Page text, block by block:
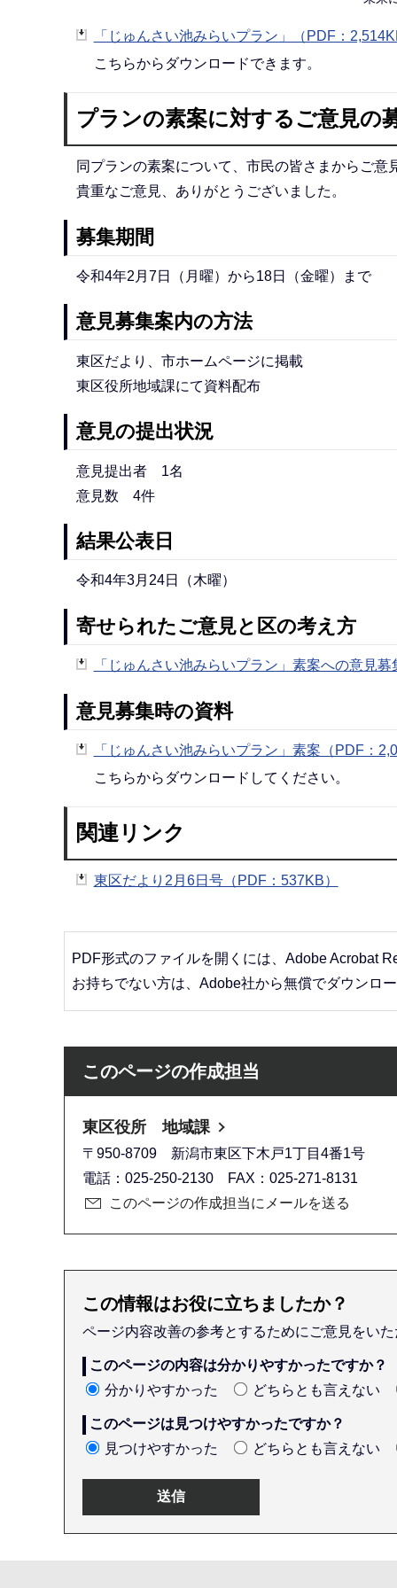
「じゅんさい池みらいプラン」（PDF：
こちらからダウンロードできます。
プランの素案に対するご意見の
同プランの素案について、市民の皆さまからご意
貴重なご意見、ありがとうございました。
募集期間
令和4年2月7日（月曜）から18日（金曜）まで
意見募集案内の方法
東区だより、市ホームページに掲載
東区役所地域課にて資料配布
意見の提出状況
意見提出者 1名
意見数 4件
結果公表日
令和4年3月24日（木曜）
寄せられたご意見と区の考え方
「じゅんさい池みらいプラン」素案への意見
意見募集時の資料
「じゅんさい池みらいプラン」素案（PDF：
こちらからダウンロードしてください。
関連リンク
東区だより2月6日号（PDF：537KB）
PDF形式のファイルを開くには、Adobe Acrobat
お持ちでない方は、Adobe社から無償でダウンロ
このページの作成担当
東区役所 地域課
〒950-8709 新潟市東区下木戸1丁目4番1号
電話：025-250-2130 FAX：025-271-8131
このページの作成担当にメールを送る
この情報はお役に立ちましたか？
ページ内容改善の参考とするためにご意見をい
このページの内容は分かりやすかったですか？
分かりやすかった
どちらとも言えない
このページは見つけやすかったですか？
見つけやすかった
どちらとも言えない